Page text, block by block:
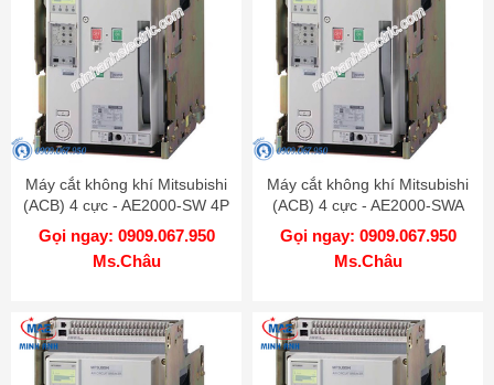
Máy cắt không khí Mitsubishi
(ACB) 4 cực - AE2000-SW 4P
2000A 85kA FIX
Gọi ngay: 0909.067.950
Ms.Châu
Máy cắt không khí Mitsubishi
(ACB) 4 cực - AE2000-SWA
4P 2000A 65kA FIX
Gọi ngay: 0909.067.950
Ms.Châu